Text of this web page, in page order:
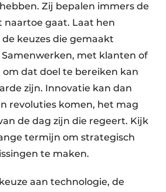
Zij bepalen immers de
naartoe gaat. Laat hen
keuzes die gemaakt
met klanten of
dat doel te bereiken kan
zijn. Innovatie kan dan
revoluties komen, het mag
de dag zijn die regeert. Kijk
termijn om strategisch
te maken.
aan technologie, de